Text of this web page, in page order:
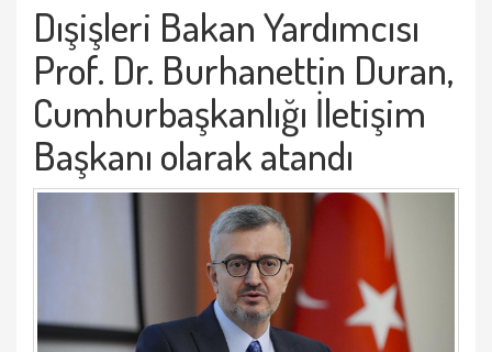
Dışişleri Bakan Yardımcısı
Prof. Dr. Burhanettin Duran,
Cumhurbaşkanlığı İletişim
Başkanı olarak atandı